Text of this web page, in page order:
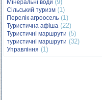
Мінеральні води (9)
Сільський туризм (1)
Перелік агроосель (1)
Туристична афіша (22)
Туристичні маршрути (5)
туристичні маршрути (32)
Управління (1)